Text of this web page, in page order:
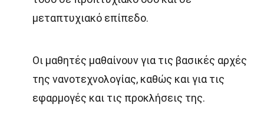
μεταπτυχιακό επίπεδο.
Οι μαθητές μαθαίνουν για τις βασικές αρχές
της νανοτεχνολογίας, καθώς και για τις
εφαρμογές και τις προκλήσεις της.